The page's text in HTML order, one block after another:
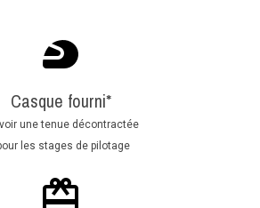
Casque fourni*
une tenue décontractée
les stages de pilotage